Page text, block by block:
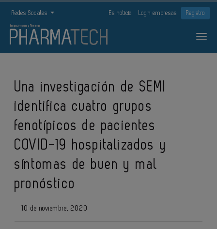
Redes Sociales Es noticia Login empresas Registro
Una investigación de SEMI
identifica cuatro grupos
fenotípicos de pacientes
COVID-19 hospitalizados y
síntomas de buen y mal
pronóstico
10 de noviembre, 2020